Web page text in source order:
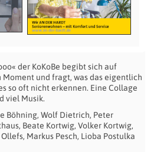
der KoKoBe begibt sich auf
Moment und fragt, was das eigentlich
so oft nicht erkennen. Eine Collage
viel Musik.
Böhning, Wolf Dietrich, Peter
Beate Kortwig, Volker Kortwig,
Markus Pesch, Lioba Postulka